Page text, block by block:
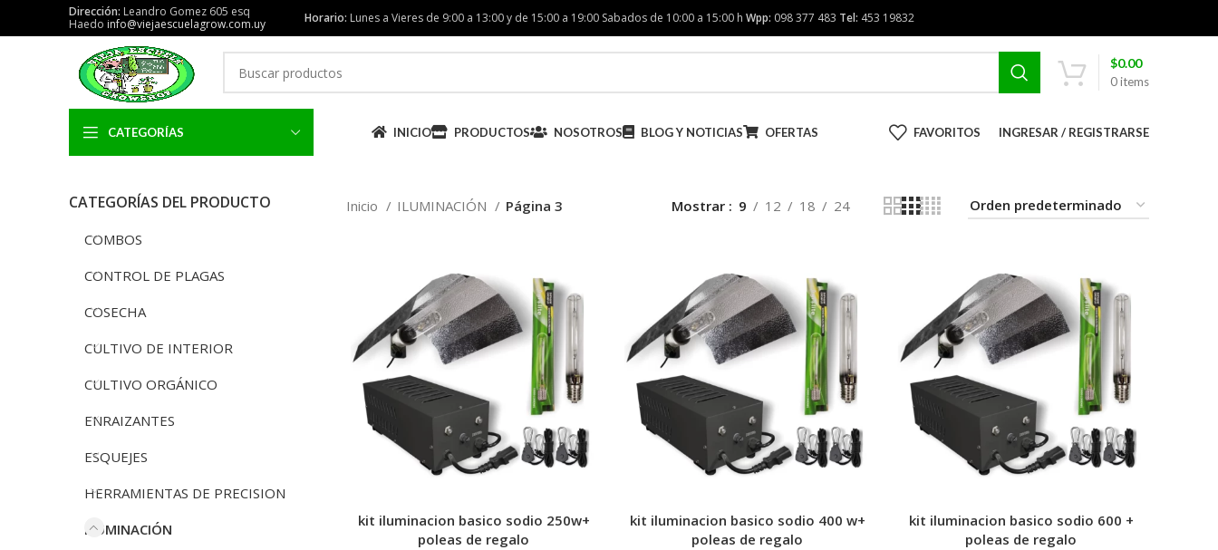
Dirección: Leandro Gomez 605 esq
Haedo info@viejaescuelagrow.com.uy Horario: Lunes a Vieres de 9:00 a 13:00 y de 15:00 a 19:00 Sabados de 10:00 a 15:00 h Wpp: 098 377 483 Tel: 453 19832
0items
$0.00
CATEGORÍAS INICIO PRODUCTOS NOSOTROS BLOG Y NOTICIAS OFERTAS FAVORITOS INGRESAR / REGISTRARSE
CATEGORÍAS DEL PRODUCTO
COMBOS
CONTROL DE PLAGAS
COSECHA
CULTIVO DE INTERIOR
CULTIVO ORGÁNICO
ENRAIZANTES
ESQUEJES
HERRAMIENTAS DE PRECISION
ILUMINACIÓN
Inicio ILUMINACIÓN Página 3 Mostrar 9 12 18 24
kit iluminacion basico sodio 250w+
poleas de regalo
kit iluminacion basico sodio 400 w+
poleas de regalo
kit iluminacion basico sodio 600 +
poleas de regalo